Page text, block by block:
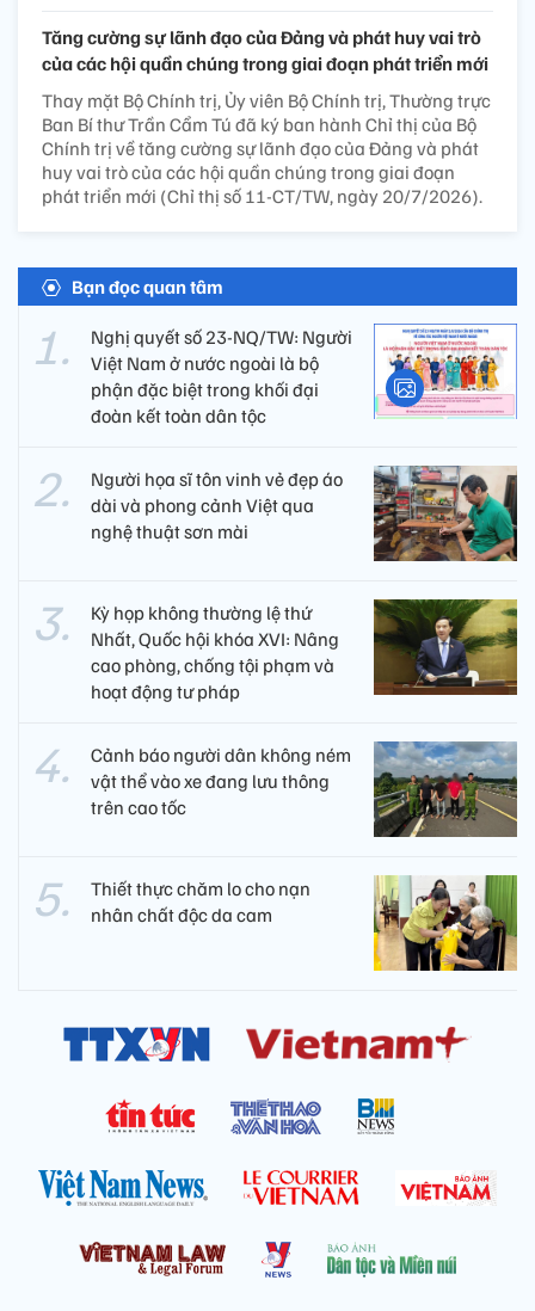
Tăng cường sự lãnh đạo của Đảng và phát huy vai trò
của các hội quần chúng trong giai đoạn phát triển mới
Thay mặt Bộ Chính trị, Ủy viên Bộ Chính trị, Thường trực
Ban Bí thư Trần Cẩm Tú đã ký ban hành Chỉ thị của Bộ
Chính trị về tăng cường sự lãnh đạo của Đảng và phát
huy vai trò của các hội quần chúng trong giai đoạn
phát triển mới (Chỉ thị số 11-CT/TW, ngày 20/7/2026).
Bạn đọc quan tâm
Nghị quyết số 23-NQ/TW: Người
Việt Nam ở nước ngoài là bộ
phận đặc biệt trong khối đại
đoàn kết toàn dân tộc
Người họa sĩ tôn vinh vẻ đẹp áo
dài và phong cảnh Việt qua
nghệ thuật sơn mài
Kỳ họp không thường lệ thứ
Nhất, Quốc hội khóa XVI: Nâng
cao phòng, chống tội phạm và
hoạt động tư pháp
Cảnh báo người dân không ném
vật thể vào xe đang lưu thông
trên cao tốc
Thiết thực chăm lo cho nạn
nhân chất độc da cam